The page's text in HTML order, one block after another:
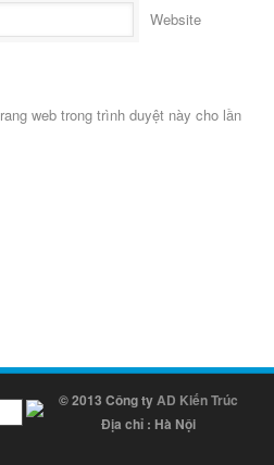
Website
web trong trình duyệt này cho lần
© 2013 Công tyAD Kiến Trúc
Địa chỉ : Hà Nội